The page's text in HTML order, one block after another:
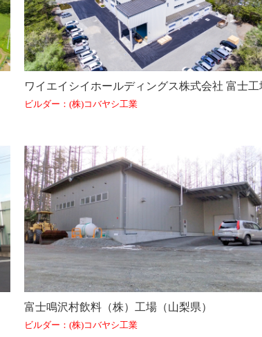
ビルダー：(株)コバヤシ工業
富士鳴沢村飲料（株）工場（山梨県）
ビルダー：(株)コバヤシ工業